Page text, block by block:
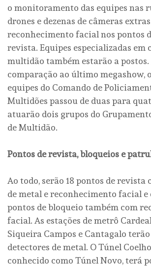
o monitoramento das equipes nas
drones e dezenas de câmeras
reconhecimento facial nos pontos
revista. Equipes especializadas em
multidão também estarão a postos.
comparação ao último megashow,
equipes do Comando de
Multidões passou de duas para
atuarão dois grupos do
de Multidão.
Pontos de revista, bloqueios e
Ao todo, serão 18 pontos de revista
de metal e reconhecimento facial e
pontos de bloqueio também com
facial. As estações de metrô
Siqueira Campos e Cantagalo
detectores de metal. O Túnel
conhecido como Túnel Novo, terá